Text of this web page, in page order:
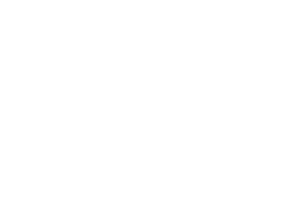
Estúdio de
Disponível com